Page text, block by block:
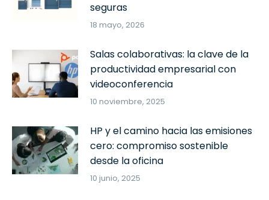
seguras
18 mayo, 2026
Salas colaborativas: la clave de la
productividad empresarial con
videoconferencia
10 noviembre, 2025
HP y el camino hacia las emisiones
cero: compromiso sostenible
desde la oficina
10 junio, 2025